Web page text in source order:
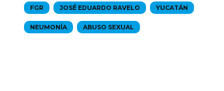
FGR JOSÉ EDUARDO RAVELO YUCATÁN
NEUMONÍA ABUSO SEXUAL